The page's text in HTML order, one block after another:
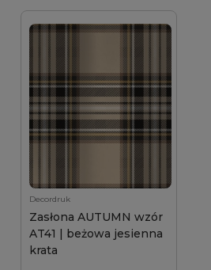
Decordruk
Zasłona AUTUMN wzór
AT41 | beżowa jesienna
krata